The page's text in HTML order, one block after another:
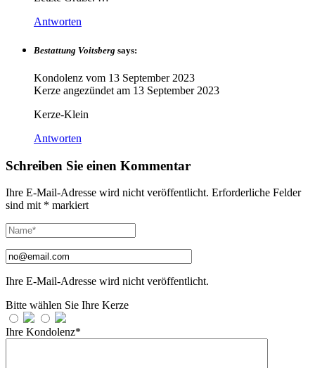
Antworten
Bestattung Voitsberg says:
Kondolenz vom 13 September 2023
Kerze angezündet am 13 September 2023
Kerze-Klein
Antworten
Schreiben Sie einen Kommentar
Ihre E-Mail-Adresse wird nicht veröffentlicht. Erforderliche Felder
sind mit * markiert
Ihre E-Mail-Adresse wird nicht veröffentlicht.
Bitte wählen Sie Ihre Kerze
Ihre Kondolenz*